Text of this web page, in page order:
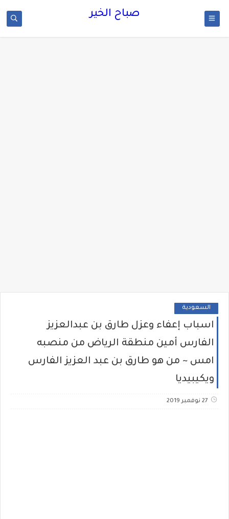
صباح الخير
السعودية
اسباب إعفاء وعزل طارق بن عبدالعزيز
الفارس أمين منطقة الرياض من منصبه
امس ~ من هو طارق بن عبد العزيز الفارس
ويكيبيديا
27 نوفمبر 2019